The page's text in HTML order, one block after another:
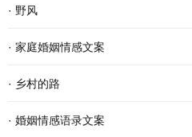
· 野风
· 家庭婚姻情感文案
· 乡村的路
· 婚姻情感语录文案